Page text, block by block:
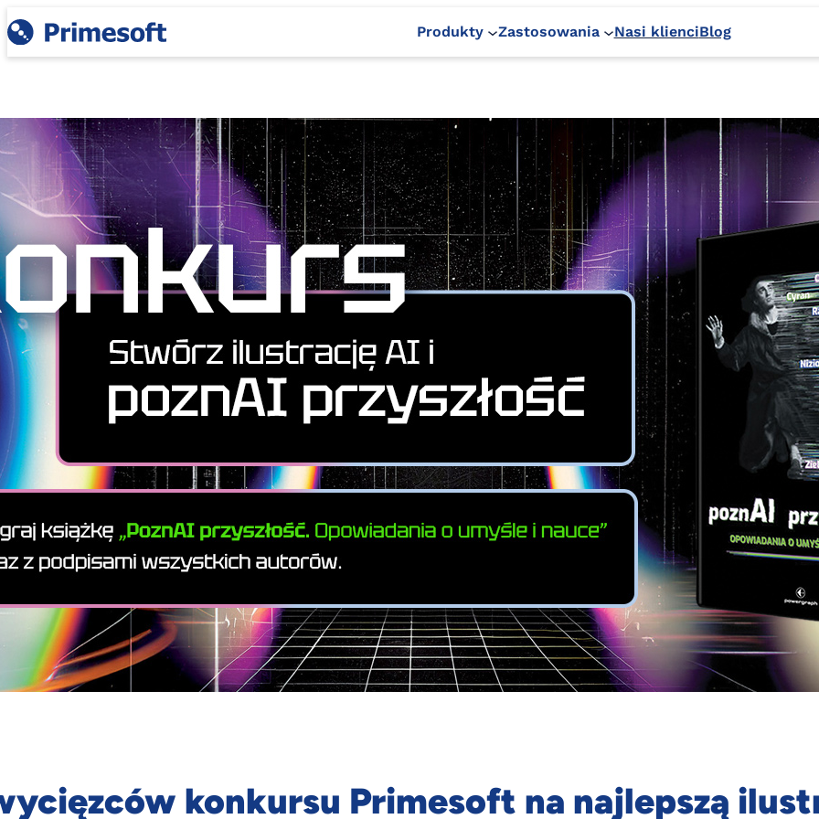
Produkty Zastosowania Nasi klienciBlog
konkursu Primesoft na najlepszą